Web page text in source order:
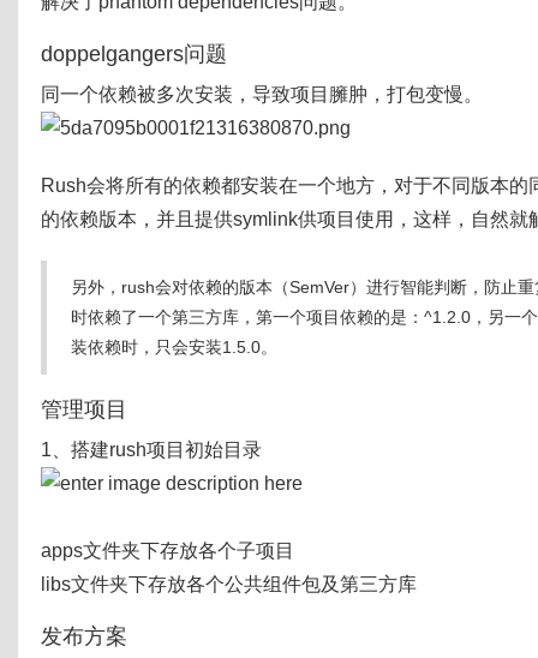
doppelgangers问题
同一个依赖被多次安装，导致项目臃肿，打包变慢。
Rush会将所有的依赖都安装在一个地方，对于不同版本
的依赖版本，并且提供symlink供项目使用，这样，自然就
另外，rush会对依赖的版本（SemVer）进行智能判断，防止
时依赖了一个第三方库，第一个项目依赖的是：^1.2.0，另一
装依赖时，只会安装1.5.0。
管理项目
1、搭建rush项目初始目录
apps文件夹下存放各个子项目
libs文件夹下存放各个公共组件包及第三方库
发布方案